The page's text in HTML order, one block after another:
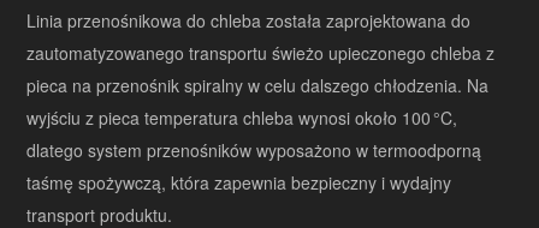
Linia przenośnikowa do chleba została zaprojektowana do
zautomatyzowanego transportu świeżo upieczonego chleba z
pieca na przenośnik spiralny w celu dalszego chłodzenia. Na
wyjściu z pieca temperatura chleba wynosi około 100 °C,
dlatego system przenośników wyposażono w termoodporną
taśmę spożywczą, która zapewnia bezpieczny i wydajny
transport produktu.